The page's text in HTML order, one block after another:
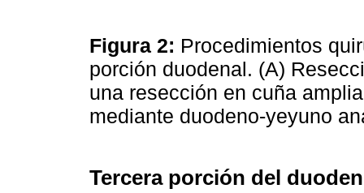
Figura 2: Procedimientos
porción duodenal. (A)
una resección en cuña
mediante duodeno-yeyuno
Tercera porción del